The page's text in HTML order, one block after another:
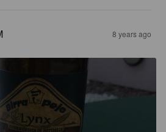
8 years ago